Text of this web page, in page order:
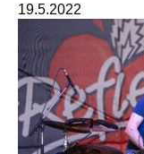
19.5.2022